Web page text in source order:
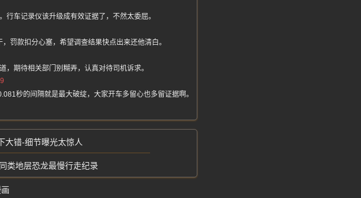
车记录仪该升级成有效证据了，不然太委屈。
罚款扣分心塞，希望调查结果快点出来还他清白。
期待相关部门别糊弄，认真对待司机诉求。
秒的间隔就是最大破绽，大家开车多留心也多留证据啊。
大错-细节曝光太惊人
类地层恐龙最慢行走纪录